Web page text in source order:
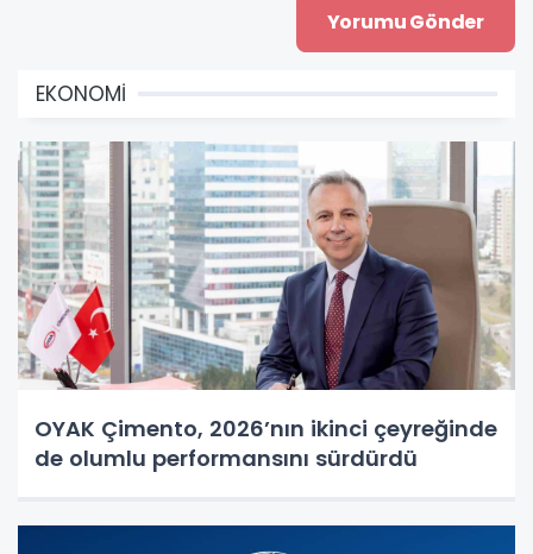
EKONOMİ
OYAK Çimento, 2026’nın ikinci çeyreğinde
de olumlu performansını sürdürdü